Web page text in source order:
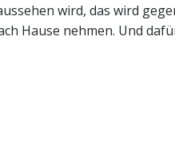
wird, das wird
Hause nehmen. Und